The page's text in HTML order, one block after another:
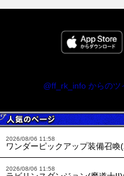
@ff_rk_info からのツ
2026/08/06 11:58
ワンダーピックアップ装備召
2026/08/06 11:58